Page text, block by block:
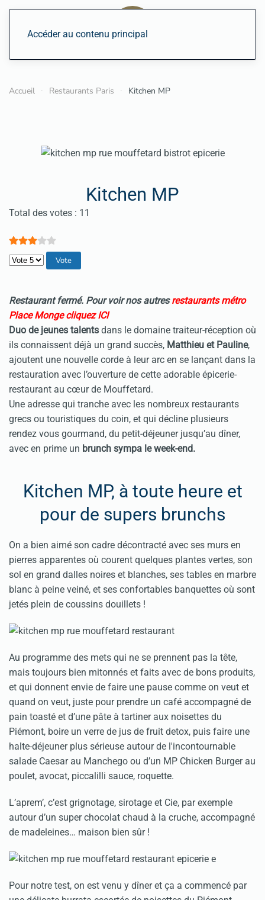
Accéder au contenu principal
Accueil Restaurants Paris Kitchen MP
Kitchen MP
Vote utilisateur:3/
Total des votes : 11
Veuillez voter
Restaurant fermé. Pour voir nos autresrestaurants métro
Place Monge cliquez ICI
Duo de jeunes talents dans le domaine traiteur-réception où
ils connaissent déjà un grand succès, Matthieu et Pauline,
ajoutent une nouvelle corde à leur arc en se lançant dans la
restauration avec l’ouverture de cette adorable épicerie-
restaurant au cœur de Mouffetard.
Une adresse qui tranche avec les nombreux restaurants
grecs ou touristiques du coin, et qui décline plusieurs
rendez vous gourmand, du petit-déjeuner jusqu’au dîner,
avec en prime un brunch sympa le week-end.
Kitchen MP, à toute heure et
pour de supers brunchs
On a bien aimé son cadre décontracté avec ses murs en
pierres apparentes où courent quelques plantes vertes, son
sol en grand dalles noires et blanches, ses tables en marbre
blanc à peine veiné, et ses confortables banquettes où sont
jetés plein de coussins douillets !
Au programme des mets qui ne se prennent pas la tête,
mais toujours bien mitonnés et faits avec de bons produits,
et qui donnent envie de faire une pause comme on veut et
quand on veut, juste pour prendre un café accompagné de
pain toasté et d’une pâte à tartiner aux noisettes du
Piémont, boire un verre de jus de fruit detox, puis faire une
halte-déjeuner plus sérieuse autour de l'incontournable
salade Caesar au Manchego ou d’un MP Chicken Burger au
poulet, avocat, piccalilli sauce, roquette.
L’aprem’, c’est grignotage, sirotage et Cie, par exemple
autour d’un super chocolat chaud à la cruche, accompagné
de madeleines… maison bien sûr !
Pour notre test, on est venu y dîner et ça a commencé par